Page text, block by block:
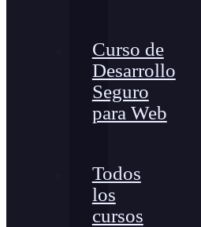
Curso de
Desarrollo
Seguro
para Web
Todos
los
cursos